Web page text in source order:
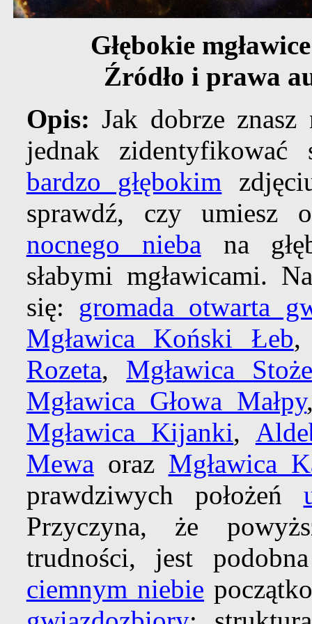
Głębokie
Źródło i prawa
Opis: Jak dobrze
jednak
bardzo głębokim
sprawdź, czy umiesz
nocnego nieba na
słabymi mgławicami.
się: gromada otwarta
Mgławica Koński Łeb
Rozeta, Mgławica
Mgławica Głowa Małpy
Mgławica Kijanki,
Mewa oraz Mgławica
prawdziwych położeń
Przyczyna, że
trudności, jest
ciemnym niebie